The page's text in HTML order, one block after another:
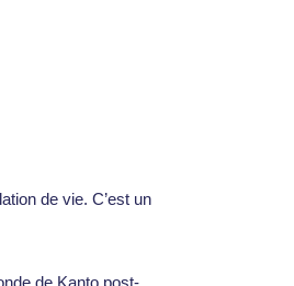
de vie. C’est un
de Kanto post-